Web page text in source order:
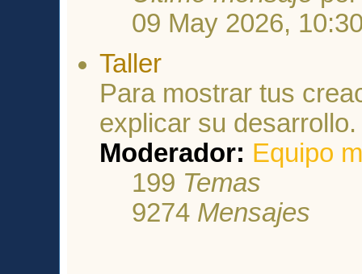
09 May 2026,
Taller
Para mostrar tus
explicar su desarrollo.
Moderador: Equipo
199 Temas
9274 Mensajes